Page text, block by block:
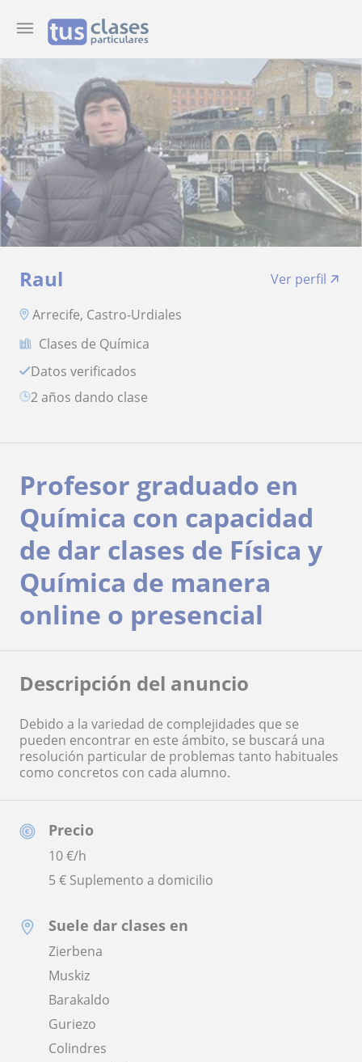
Raul
Ver perfil
Arrecife, Castro-Urdiales
Clases de Química
Datos verificados
2 años dando clase
Precio
10€/h
5 € Suplemento a domicilio
Suele dar clases en
Zierbena
Muskiz
Barakaldo
Guriezo
Colindres
Profesor graduado en
Química con capacidad
de dar clases de Física y
Química de manera
online o presencial
Descripción del anuncio
Debido a la variedad de complejidades que se
pueden encontrar en este ámbito, se buscará una
resolución particular de problemas tanto habituales
como concretos con cada alumno.